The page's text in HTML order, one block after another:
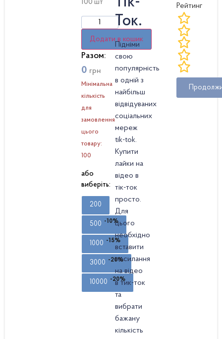
100 шт
Додати в кошик
Разом:
0 грн
Мінімальна
кількість
для
замовлення
цього
товару:
100
або
виберіть:
200
500 -10%
1000 -15%
3000 -20%
10000 -20%
Ток.
Підніми
свою
популярність
в одній з
найбільш
відвідуваних
соціальних
мереж
tik-tok.
Купити
лайки на
відео в
тік-ток
просто.
Для
цього
необхідно
вставити
посилання
на відео
в тик-ток
та
вибрати
бажану
кількість
Рейтинг